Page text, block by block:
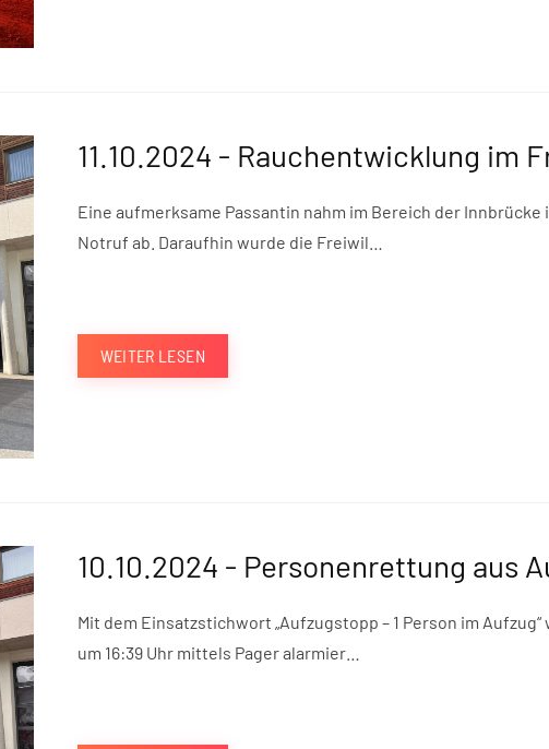
11.10.2024 - Rauchentwicklung im
Eine aufmerksame Passantin nahm im Bereich der
Notruf ab. Daraufhin wurde die Freiwil…
WEITER LESEN
10.10.2024 - Personenrettung aus
Mit dem Einsatzstichwort „Aufzugstopp – 1 Person im
um 16:39 Uhr mittels Pager alarmier…